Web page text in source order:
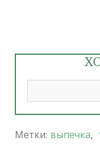
Метки: выпечка,